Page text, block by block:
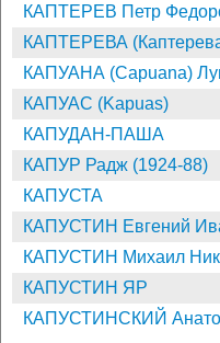
КАПТЕРЕВ Петр
КАПТЕРЕВА
КАПУАНА (Capuana)
КАПУАС (Kapuas)
КАПУДАН-ПАША
КАПУР Радж (1924-88)
КАПУСТА
КАПУСТИН Евгений
КАПУСТИН Михаил
КАПУСТИН ЯР
КАПУСТИНСКИЙ